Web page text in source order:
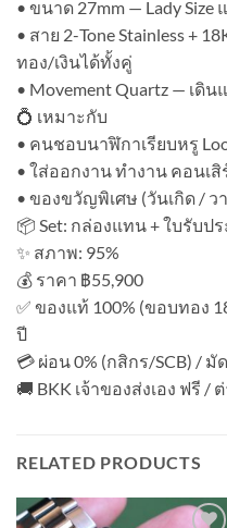
• ขนาด 27mm — Lady Size
• สาย 2-Tone Stainless +
ทอง/เงินได้ทั้งคู่
• Movement Quartz — เดิ
💍 เหมาะกับ
• คนชอบนาฬิกาเรียบหรู
• ใส่ออกงาน ทำงาน คอนเสิ
• ของขวัญพิเศษ (วันเกิด /
📦 Set: กล่องแทน + ใบรับป
✨ สภาพ: 95%
💰 ราคา ฿55,900
✅ ของแท้ 100% (ขอบทอง
ปี
💳 ผ่อน 0% (กสิกร/SCB) / มั
🚚 BKK เจ้าของส่งเอง ฟรี /
RELATED PRODUCTS